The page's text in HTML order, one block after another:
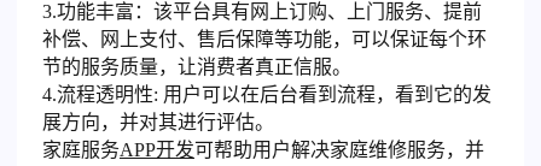
3.功能丰富：该平台具有网上订购、上门服务、提前
补偿、网上支付、售后保障等功能，可以保证每个环
节的服务质量，让消费者真正信服。
4.流程透明性: 用户可以在后台看到流程，看到它的发
展方向，并对其进行评估。
家庭服务APP开发可帮助用户解决家庭维修服务，并